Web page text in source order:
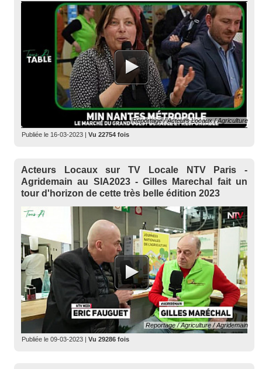
Reportage / Acteurs Locaux / Agriculture
Publiée le 16-03-2023 | Vu 22754 fois
Acteurs Locaux sur TV Locale NTV Paris -
Agridemain au SIA2023 - Gilles Marechal fait un
tour d'horizon de cette très belle édition 2023
Reportage / Agriculture / Agridemain
Publiée le 09-03-2023 Vu 29286 fois